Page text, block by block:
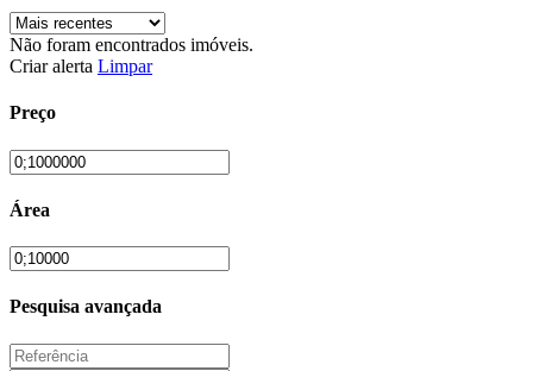
Não foram encontrados imóveis.
Criar alerta Limpar
Preço
Área
Pesquisa avançada